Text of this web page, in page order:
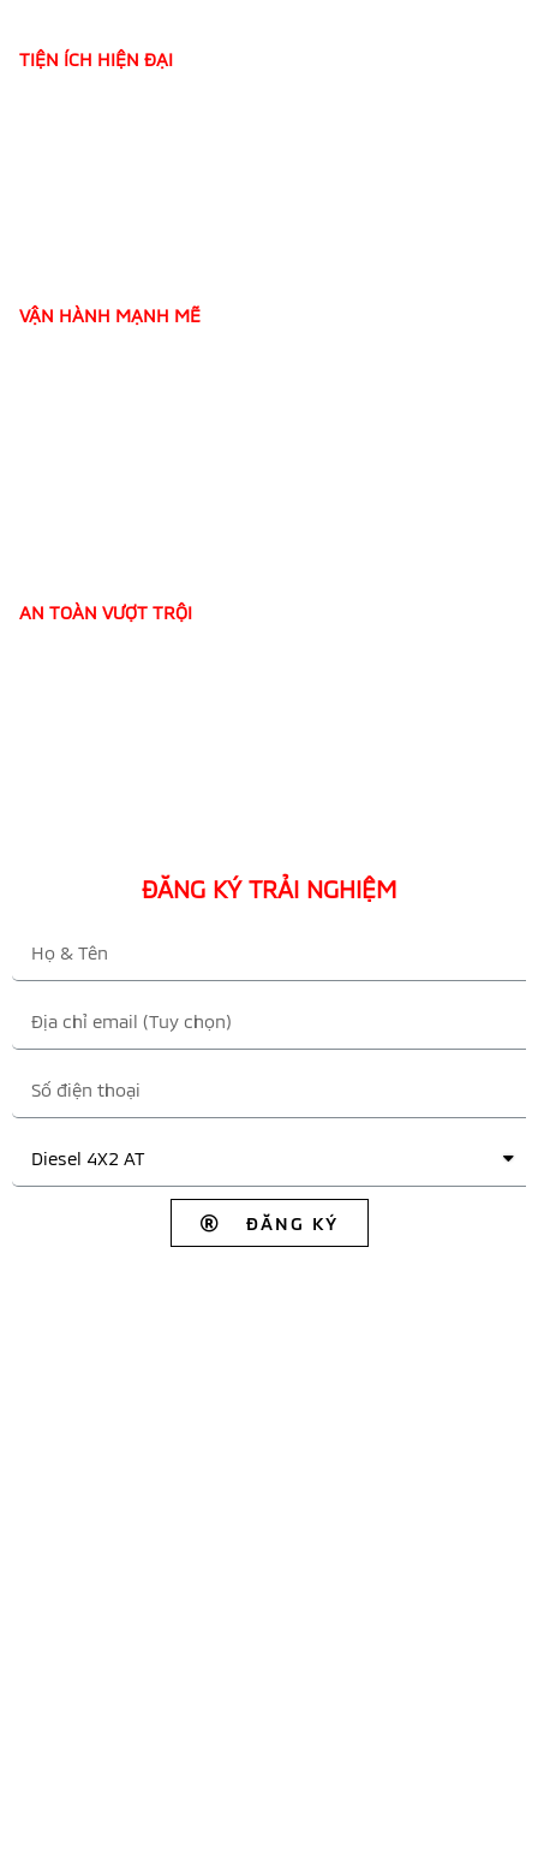
TIỆN ÍCH HIỆN ĐẠI
VẬN HÀNH MẠNH MẼ
AN TOÀN VƯỢT TRỘI
ĐĂNG KÝ TRẢI NGHIỆM
ĐĂNG KÝ